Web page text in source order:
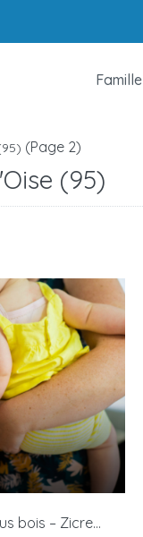
Famille
(Page 2)
(95)
Micro crèche à Villaines sous bois – Zicreche